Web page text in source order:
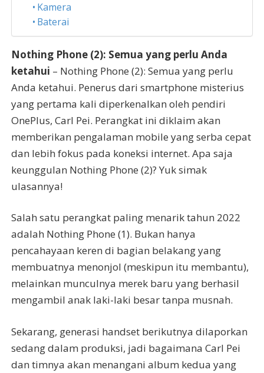
Kamera
Baterai
Nothing Phone (2): Semua yang perlu Anda
ketahui – Nothing Phone (2): Semua yang perlu
Anda ketahui. Penerus dari smartphone misterius
yang pertama kali diperkenalkan oleh pendiri
OnePlus, Carl Pei. Perangkat ini diklaim akan
memberikan pengalaman mobile yang serba cepat
dan lebih fokus pada koneksi internet. Apa saja
keunggulan Nothing Phone (2)? Yuk simak
ulasannya!
Salah satu perangkat paling menarik tahun 2022
adalah Nothing Phone (1). Bukan hanya
pencahayaan keren di bagian belakang yang
membuatnya menonjol (meskipun itu membantu),
melainkan munculnya merek baru yang berhasil
mengambil anak laki-laki besar tanpa musnah.
Sekarang, generasi handset berikutnya dilaporkan
sedang dalam produksi, jadi bagaimana Carl Pei
dan timnya akan menangani album kedua yang